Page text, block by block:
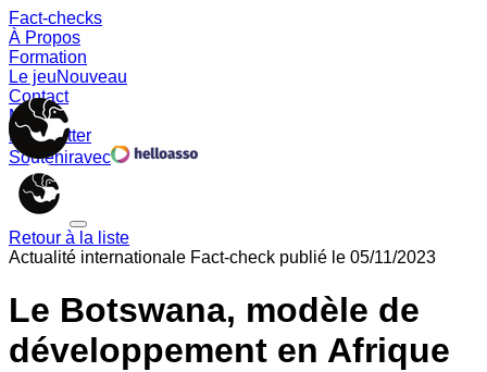
Fact-checks
À Propos
Formation
Le jeuNouveau
Contact
Memes
Newsletter
Souteniravec
Retour à la liste
Actualité internationale Fact-check publié le 05/11/2023
Le Botswana, modèle de
développement en Afrique